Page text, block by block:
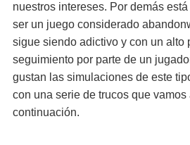
nuestros intereses. Por demás
ser un juego considerado
sigue siendo adictivo y con un alto
seguimiento por parte de un
gustan las simulaciones de este
con una serie de trucos que vamos
continuación.